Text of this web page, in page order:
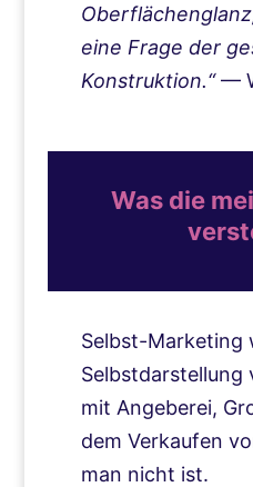
eine Frage der
Konstruktion.“—
Was die
Selbst-Marketing
mit Angeberei,
dem Verkaufen
man nicht ist.